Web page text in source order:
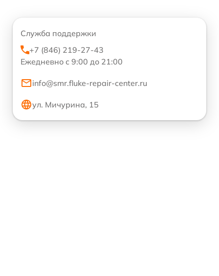
Служба поддержки
+7 (846) 219-27-43
Ежедневно с 9:00 до 21:00
info@smr.fluke-repair-center.ru
ул. Мичурина, 15